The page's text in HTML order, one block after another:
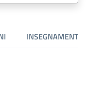
INSEGNAMENTI